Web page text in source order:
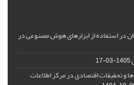
در استفاده از ابزارهای هوش مصنوعی در
1405-03-17
و تحقیقات اقتصادی در مرکز اطلاعات